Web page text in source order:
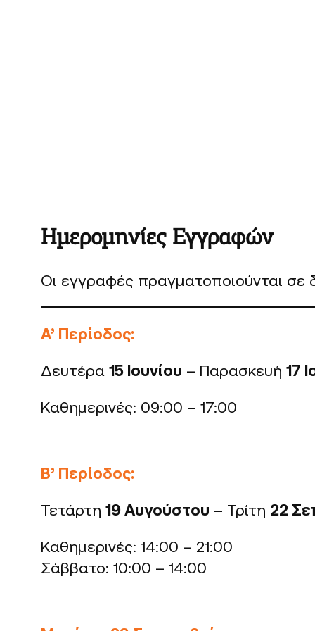
Ημερομηνίες Εγγραφών
Οι εγγραφές πραγματοποιούνται σε
Α’ Περίοδος:
Δευτέρα 15 Ιουνίου – Παρασκευή 17
Καθημερινές: 09:00 – 17:00
Β’ Περίοδος:
Τετάρτη 19 Αυγούστου – Τρίτη 22
Καθημερινές: 14:00 – 21:00
Σάββατο: 10:00 – 14:00